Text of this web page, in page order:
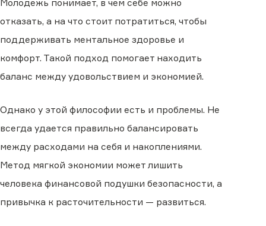
Молодежь понимает, в чем себе можно
отказать, а на что стоит потратиться, чтобы
поддерживать ментальное здоровье и
комфорт. Такой подход помогает находить
баланс между удовольствием и экономией.
Однако у этой философии есть и проблемы. Не
всегда удается правильно балансировать
между расходами на себя и накоплениями.
Метод мягкой экономии может лишить
человека финансовой подушки безопасности, а
привычка к расточительности — развиться.